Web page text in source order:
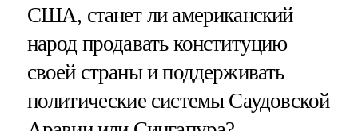
США, станет ли американский
народ продавать конституцию
своей страны и поддерживать
политические системы Саудовской